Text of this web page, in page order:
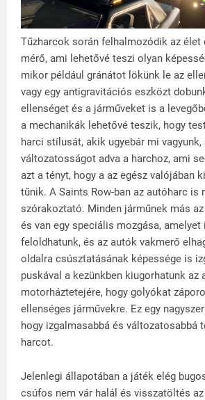
Tűzharcok során felhalmozódik az
mérő, ami lehetővé teszi olyan
mikor például gránátot lökünk le az
vagy egy antigravitációs eszközt
ellenséget és a járműveket is a
a mechanikák lehetővé teszik, hogy
harci stílusát, akik ugyebár mi vagyunk,
változatosságot adva a harchoz, ami
azt a tényt, hogy a az egész valójában
tűnik. A Saints Row-ban az autóharc is
szórakoztató. Minden járműnek más
és van egy speciális mozgása, amelyet
feloldhatunk, és az autók vakmerő
oldalra csúsztatásának képessége is
puskával a kezünkben kiugorhatunk az
motorháztetejére, hogy golyókat
ellenséges járművekre. Ez egy
hogy izgalmasabbá és változatosabbá
harcot.
Jelenlegi állapotában a játék elég
csúfos nem vár halál és visszatöltés az